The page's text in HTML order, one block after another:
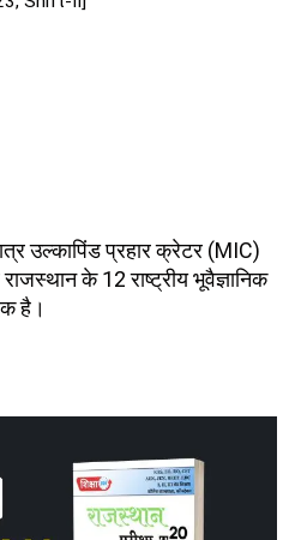
उल्कापिंड प्रहार क्रेटर (MIC)
के 12 राष्ट्रीय भूवैज्ञानिक
है।